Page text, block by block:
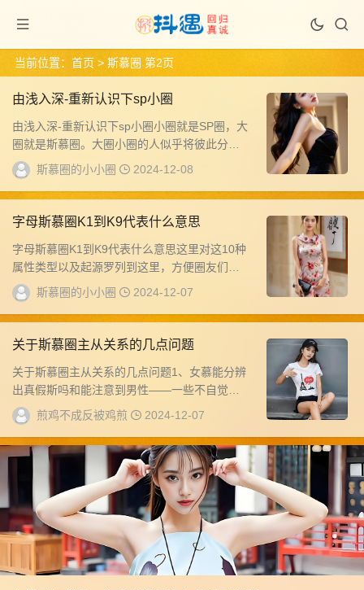
当前位置： 首页 > 斯慕圈 第2页
由浅入深-重新认识下sp小圈
由浅入深-重新认识下sp小圈小圈就是SP圈，大
圈就是斯慕圈。大圈小圈的人似乎将彼此分的
很开，但似乎又被一种逃不开的线牵着。正确
的...
斯慕圈的小小圈 2024-12-08
字母斯慕圈K1到K9代表什么意思
字母斯慕圈K1到K9代表什么意思这里对这10种
属性类型以及起源罗列到这里，方便圈友们查
看。对于每一种类型的玩法，因篇幅有限，以
后...
斯慕圈的小小圈 2024-12-07
关于斯慕圈主从关系的几点问题
关于斯慕圈主从关系的几点问题1、女慕能分辨
出真假斯吗和能注意到男性——一些不自觉的
行为一样，有很多女性对存在斯属性的男人很
敏感。...
煎鸡不成反被鸡煎 2024-12-07